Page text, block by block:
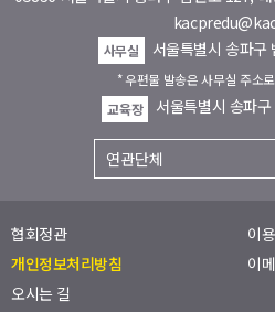
사무실 서울특별시 송파
* 우편물 발송은 사무실 주소
교육장
서울특별시 송파
협회정관
이
개인정보처리방침
이
오시는 길